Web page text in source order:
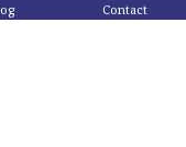
Contact